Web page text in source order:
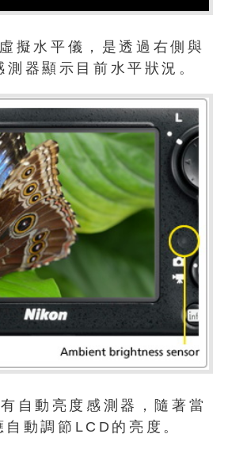
擬水平儀，是透過右側與
測器顯示目前水平狀況。
自動亮度感測器，隨著當
自動調節LCD的亮度。